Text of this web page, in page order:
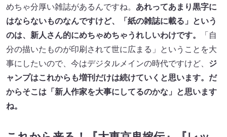
めちゃ分厚い雑誌があるんですね。 あれってあまり黒字に
はならないものなんですけど、「紙の雑誌に載る」という
のは、新人さん的にめちゃめちゃうれしいわけです。
「自
分の描いたものが印刷されて世に広まる」ということを大
事にしたいので、今はデジタルメインの時代ですけど、 ジ
ャンプはこれからも増刊だけは続けていくと思います。だ
からそこは「新人作家を大事にしてるのかな」と思います
ね。